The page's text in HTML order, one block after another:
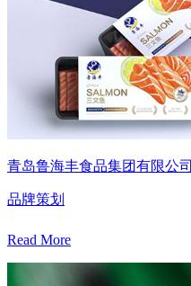
青岛鲁海丰食品集团有限公司
品牌策划
Read More